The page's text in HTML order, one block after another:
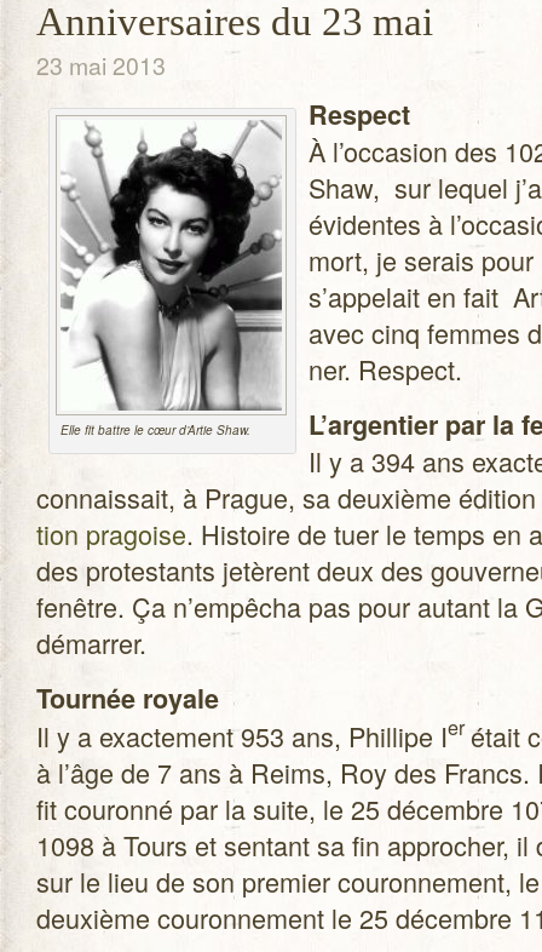
Anniversaires du 23 mai
23 mai 2013
Elle fit battre le cœur d’Artie Shaw.
Res­pect
À l’occasion des
Shaw, sur lequel
évi­dentes à
mort, je serais
s’appelait en fait
avec cinq femmes
ner. Respect.
L’argentier par la
Il y a 394 ans
connais­sait, à Prague, sa deuxième
tion pra­goise. His­toire de tuer le temps en
des pro­tes­tants jetèrent deux des
fenêtre. Ça n’empêcha pas pour autant la
démarrer.
Tour­née royale
Il y a exac­te­ment 953 ans, Phil­lipe Ier était
à l’âge de 7 ans à Reims, Roy des
fit cou­ronné par la suite, le 25 décembre
1098 à Tours et sen­tant sa fin appro­cher,
sur le lieu de son pre­mier cou­ron­ne­ment,
deuxième cou­ron­ne­ment le 25 décembre